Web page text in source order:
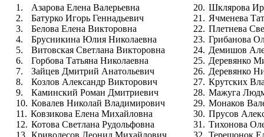
1.
Азарова Елена Валерьевна
2.
Батурко Игорь Геннадьевич
3.
Белова Елена Викторовна
4.
Брусникина Юлия Николаевна
5.
Витовская Светлана Викторовна
6.
Горбова Татьяна Николаевна
7.
Зайцев Дмитрий Анатольевич
8.
Козлов Александр Викторович
9.
Каминский Роман Дмитриевич
10. Ковалев Николай Владимирович
11. Ковзикова Елена Михайловна
12. Котова Светлана Рудольфовна
13. Криволесов Леонид Михайлович
20. Шклярова
21. Ячменева
22. Плетнева
23. Грибанова
24. Демишов
25. Деревянко
26. Деревянко
27. Крутских
28. Мажуга
29. Монаков
30. Прусов
31. Тихонова
32. Терешонок